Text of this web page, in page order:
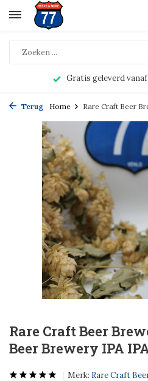
Gratis geleverd
Terug Home Rare Craft Beer
Rare Craft Beer
Beer Brewery IPA
Merk: Rare Craft